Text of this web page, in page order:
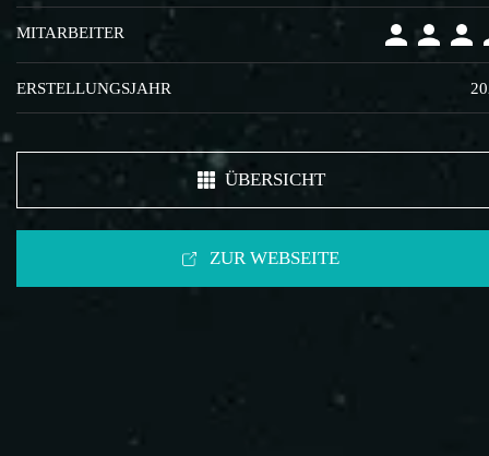
MITARBEITER
ERSTELLUNGSJAHR
ÜBERSICHT
ZUR WEBSEITE